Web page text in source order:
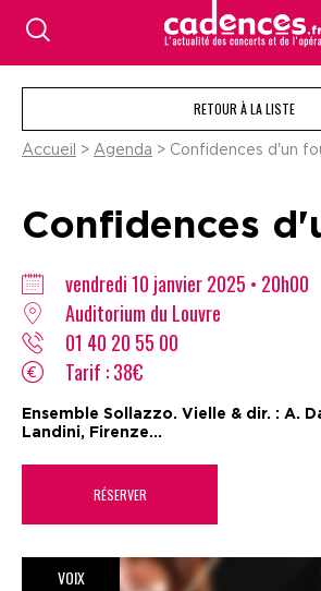
RETOUR À LA LISTE
Accueil > Agenda > Confidences d'un
Confidences
vendredi 10 janvier 2025 • 20h00
Auditorium du Louvre
01 40 20 55 00
Tarif : 38€
Ensemble Sollazzo. Vielle & dir. : A.
Landini, Firenze...
RÉSERVER
VOIX